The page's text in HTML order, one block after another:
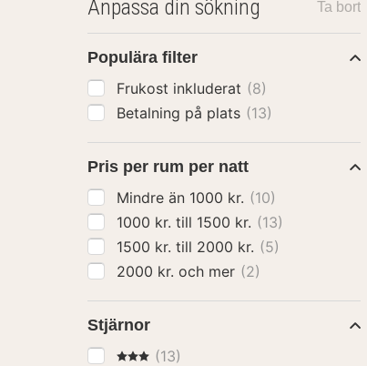
Anpassa din sökning Ta bort
Populära filter
Frukost inkluderat (8)
Betalning på plats (13)
Pris per rum per natt
Mindre än 1000 kr. (10)
1000 kr. till 1500 kr. (13)
1500 kr. till 2000 kr. (5)
2000 kr. och mer (2)
Stjärnor
3 Stjärnor
(13)